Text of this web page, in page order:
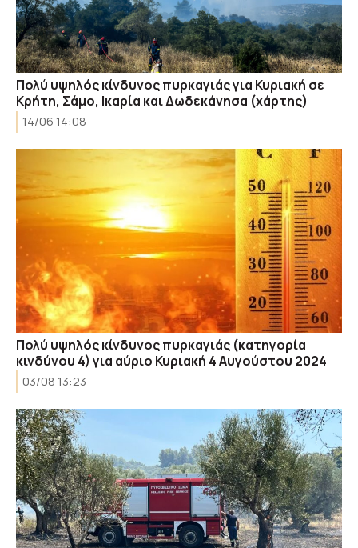
Πολύ υψηλός κίνδυνος πυρκαγιάς για Κυριακή σε
Κρήτη, Σάμο, Ικαρία και Δωδεκάνησα (χάρτης)
14/06 14:08
Πολύ υψηλός κίνδυνος πυρκαγιάς (κατηγορία
κινδύνου 4) για αύριο Κυριακή 4 Αυγούστου 2024
03/08 13:23